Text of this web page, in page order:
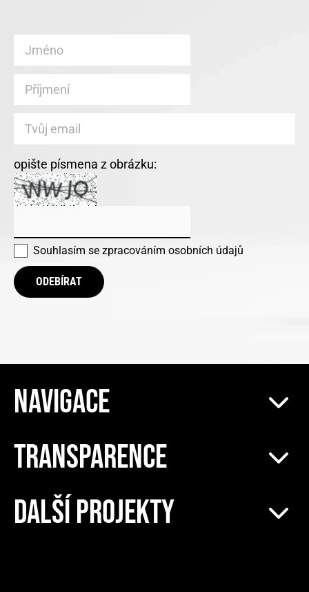
opište písmena z obrázku:
Souhlasím se zpracováním osobních údajů
ODEBÍRAT
NAVIGACE
TRANSPARENCE
DALŠÍ PROJEKTY